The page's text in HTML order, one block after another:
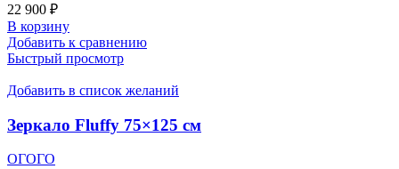
22 900 ₽
В корзину
Добавить к сравнению
Быстрый просмотр
Добавить в список желаний
Зеркало Fluffy 75×125 см
ОГОГО